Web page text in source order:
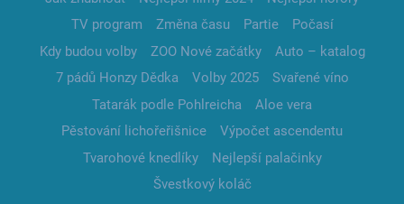
TV program
Změna času Partie
Počasí
Kdy budou volby
ZOO Nové začátky
Auto – katalog
7 pádů Honzy Dědka
Volby 2025
Svařené víno
Tatarák podle Pohlreicha
Aloe vera
Pěstování lichořeřišnice
Výpočet ascendentu
Tvarohové knedlíky
Nejlepší palačinky
Švestkový koláč